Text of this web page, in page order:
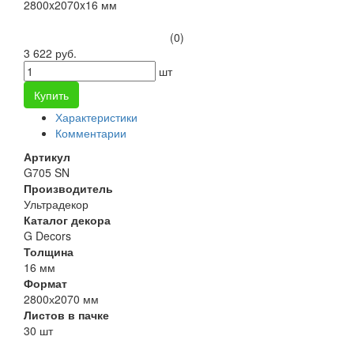
(0)
3 622 руб.
шт
Купить
Характеристики
Комментарии
Артикул
G705 SN
Производитель
Ультрадекор
Каталог декора
G Decors
Толщина
16 мм
Формат
2800х2070 мм
Листов в пачке
30 шт